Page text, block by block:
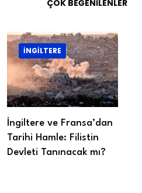
ÇOK BEĞENILENLER
İNGILTERE
İngiltere ve Fransa’dan
Tarihi Hamle: Filistin
Devleti Tanınacak mı?